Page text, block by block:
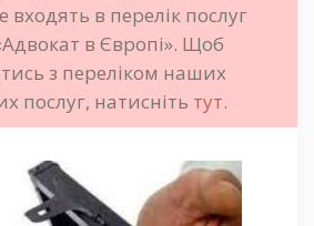
входять в перелік послуг
в Європі». Щоб
з переліком наших
послуг, натисніть тут.